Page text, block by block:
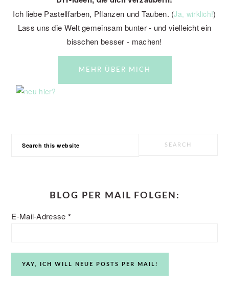
Ich liebe Pastellfarben, Pflanzen und Tauben. (Ja, wirklich!)
Lass uns die Welt gemeinsam bunter - und vielleicht ein
bisschen besser - machen!
MEHR ÜBER MICH
BLOG PER MAIL FOLGEN:
E-Mail-Adresse *